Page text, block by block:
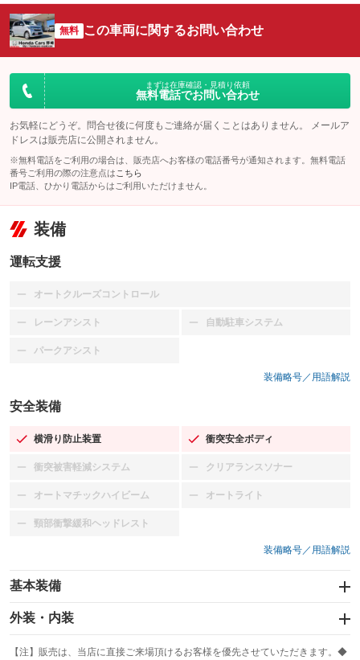
無料 この車両に関するお問い合わせ
まずは在庫確認・見積り依頼
無料電話でお問い合わせ
お気軽にどうぞ。問合せ後に何度もご連絡が届くことはありません。 メールア
ドレスは販売店に公開されません。
※無料電話をご利用の場合は、販売店へお客様の電話番号が通知されます。無料電話
番号ご利用の際の注意点は こちら
IP電話、ひかり電話からはご利用いただけません。
装備
運転支援
オートクルーズコントロール
：装備なし
レーンアシスト
：装備なし 自動駐車システム
：装備なし
パークアシスト
：装備なし
装備略号／用語解説
安全装備
横滑り防止装置
：装備あり 衝突安全ボディ
：装備あり
衝突被害軽減システム
：装備なし クリアランスソナー
：装備なし
オートマチックハイビーム
：装備なし オートライト
：装備なし
頸部衝撃緩和ヘッドレスト
：装備なし
装備略号／用語解説
基本装備
エアバッグ：運転席/助手席
：装備あり
：装備なし
外装・内装
カーナビ：メモリーナビ他
：装備あり
【注】販売は、当店に直接ご来場頂けるお客様を優先させていただきます。◆